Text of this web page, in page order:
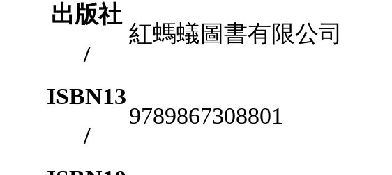
出版社
/
紅螞蟻圖書有限公司
ISBN13
/
9789867308801